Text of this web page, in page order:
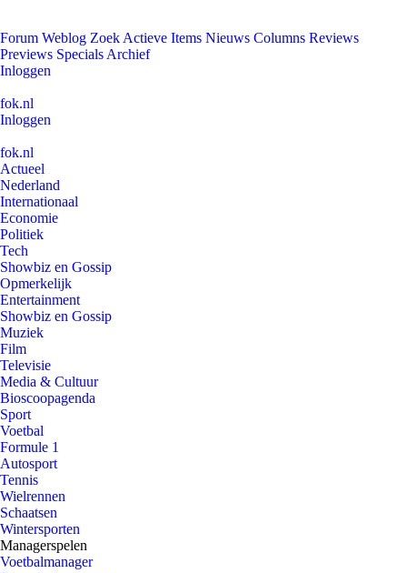
Forum Weblog Zoek Actieve Items Nieuws Columns Reviews
Previews Specials Archief
Inloggen
fok.nl
Inloggen
fok.nl
Actueel
Nederland
Internationaal
Economie
Politiek
Tech
Showbiz en Gossip
Opmerkelijk
Entertainment
Showbiz en Gossip
Muziek
Film
Televisie
Media & Cultuur
Bioscoopagenda
Sport
Voetbal
Formule 1
Autosport
Tennis
Wielrennen
Schaatsen
Wintersporten
Managerspelen
Voetbalmanager